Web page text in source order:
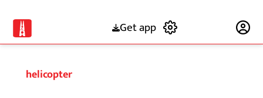
Get app
helicopter